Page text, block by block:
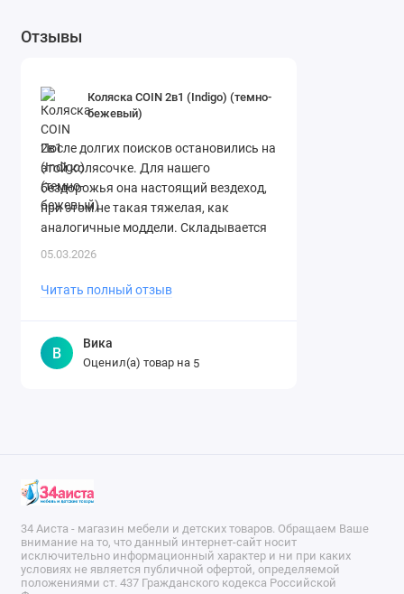
Отзывы
Коляска COIN 2в1 (Indigo) (темно-
бежевый)
После долгих поисков остановились на
этой колясочке. Для нашего
бездорожья она настоящий вездеход,
при этом не такая тяжелая, как
аналогичные моддели. Складывается
легко. Спасибо огромное магазину за ..
05.03.2026
Читать полный отзыв
В
Вика
Оценил(а) товар на 5
34 Аиста - магазин мебели и детских товаров. Обращаем Ваше
внимание на то, что данный интернет-сайт носит
исключительно информационный характер и ни при каких
условиях не является публичной офертой, определяемой
положениями ст. 437 Гражданского кодекса Российской